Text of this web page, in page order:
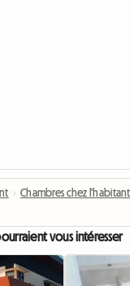
› Chambres chez
vous intéresser